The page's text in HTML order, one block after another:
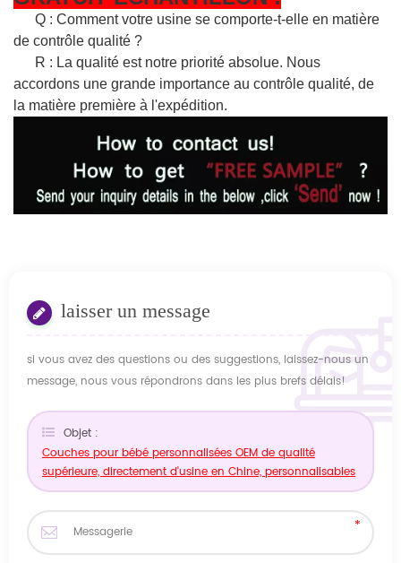
Q : Comment votre usine se comporte-t-elle en matière
de contrôle qualité ?
R : La qualité est notre priorité absolue. Nous
accordons une grande importance au contrôle qualité, de
la matière première à l'expédition.
laisser un message
si vous avez des questions ou des suggestions, laissez-nous un
message, nous vous répondrons dans les plus brefs délais!
Objet :
Couches pour bébé personnalisées OEM de qualité
supérieure, directement d'usine en Chine, personnalisables